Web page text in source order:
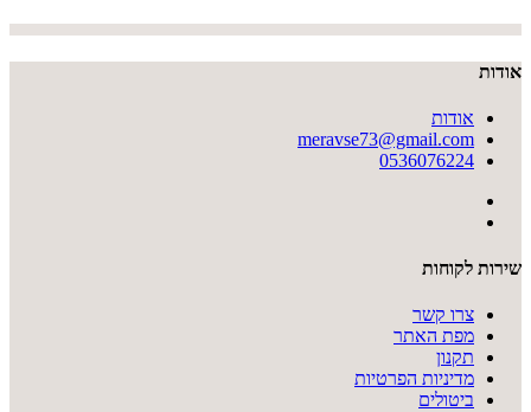
אודות
אודות
meravse73@gmail.com
0536076224
שירות לקוחות
צרו קשר
מפת האתר
תקנון
מדיניות הפרטיות
ביטולים